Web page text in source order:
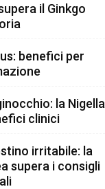
il Ginkgo
benefici per
la Nigella
clinici
irritabile: la
supera i consigli